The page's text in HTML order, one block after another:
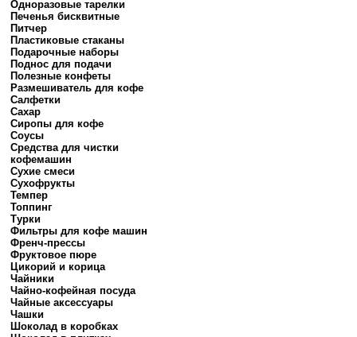
Одноразовые тарелки
Печенья бисквитные
Питчер
Пластиковые стаканы
Подарочные наборы
Поднос для подачи
Полезные конфеты
Размешиватель для кофе
Салфетки
Сахар
Сиропы для кофе
Соусы
Средства для чистки
кофемашин
Сухие смеси
Сухофрукты
Темпер
Топпинг
Турки
Фильтры для кофе машин
Френч-прессы
Фруктовое пюре
Цикорий и корица
Чайники
Чайно-кофейная посуда
Чайные аксессуары
Чашки
Шоколад в коробках